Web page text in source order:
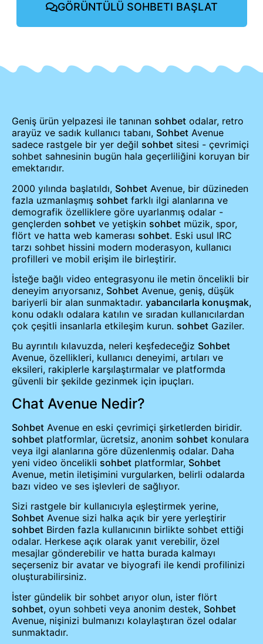
GÖRÜNTÜLÜ SOHBETI BAŞLAT
Geniş ürün yelpazesi ile tanınan sohbet odalar, retro
arayüz ve sadık kullanıcı tabanı, Sohbet Avenue
sadece rastgele bir yer değil sohbet sitesi - çevrimiçi
sohbet sahnesinin bugün hala geçerliliğini koruyan bir
emektarıdır.
2000 yılında başlatıldı, Sohbet Avenue, bir düzineden
fazla uzmanlaşmış sohbet farklı ilgi alanlarına ve
demografik özelliklere göre uyarlanmış odalar -
gençlerden sohbet ve yetişkin sohbet müzik, spor,
flört ve hatta web kamerası sohbet. Eski usul IRC
tarzı sohbet hissini modern moderasyon, kullanıcı
profilleri ve mobil erişim ile birleştirir.
İsteğe bağlı video entegrasyonu ile metin öncelikli bir
deneyim arıyorsanız, Sohbet Avenue, geniş, düşük
bariyerli bir alan sunmaktadır. yabancılarla konuşmak,
konu odaklı odalara katılın ve sıradan kullanıcılardan
çok çeşitli insanlarla etkileşim kurun. sohbet Gaziler.
Bu ayrıntılı kılavuzda, neleri keşfedeceğiz Sohbet
Avenue, özellikleri, kullanıcı deneyimi, artıları ve
eksileri, rakiplerle karşılaştırmalar ve platformda
güvenli bir şekilde gezinmek için ipuçları.
Chat Avenue Nedir?
Sohbet Avenue en eski çevrimiçi şirketlerden biridir.
sohbet platformlar, ücretsiz, anonim sohbet konulara
veya ilgi alanlarına göre düzenlenmiş odalar. Daha
yeni video öncelikli sohbet platformlar, Sohbet
Avenue, metin iletişimini vurgularken, belirli odalarda
bazı video ve ses işlevleri de sağlıyor.
Sizi rastgele bir kullanıcıyla eşleştirmek yerine,
Sohbet Avenue sizi halka açık bir yere yerleştirir
sohbet Birden fazla kullanıcının birlikte sohbet ettiği
odalar. Herkese açık olarak yanıt verebilir, özel
mesajlar gönderebilir ve hatta burada kalmayı
seçerseniz bir avatar ve biyografi ile kendi profilinizi
oluşturabilirsiniz.
İster gündelik bir sohbet arıyor olun, ister flört
sohbet, oyun sohbeti veya anonim destek, Sohbet
Avenue, nişinizi bulmanızı kolaylaştıran özel odalar
sunmaktadır.